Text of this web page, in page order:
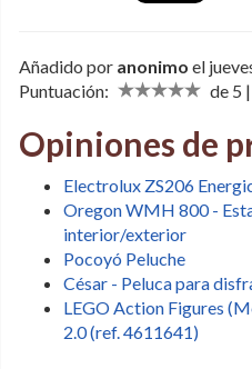
Añadido por anonimo el
Puntuación:
de 5 |
Opiniones de
Electrolux ZS206
Oregon WMH 800 -
interior/exterior
Pocoyó Peluche
César - Peluca para
LEGO Action Figures
2.0 (ref. 4611641)